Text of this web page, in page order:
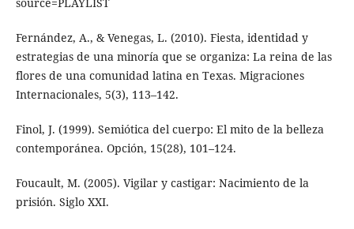
source=PLAYLIST
Fernández, A., & Venegas, L. (2010). Fiesta, identidad y
estrategias de una minoría que se organiza: La reina de las
flores de una comunidad latina en Texas. Migraciones
Internacionales, 5(3), 113–142.
Finol, J. (1999). Semiótica del cuerpo: El mito de la belleza
contemporánea. Opción, 15(28), 101–124.
Foucault, M. (2005). Vigilar y castigar: Nacimiento de la
prisión. Siglo XXI.